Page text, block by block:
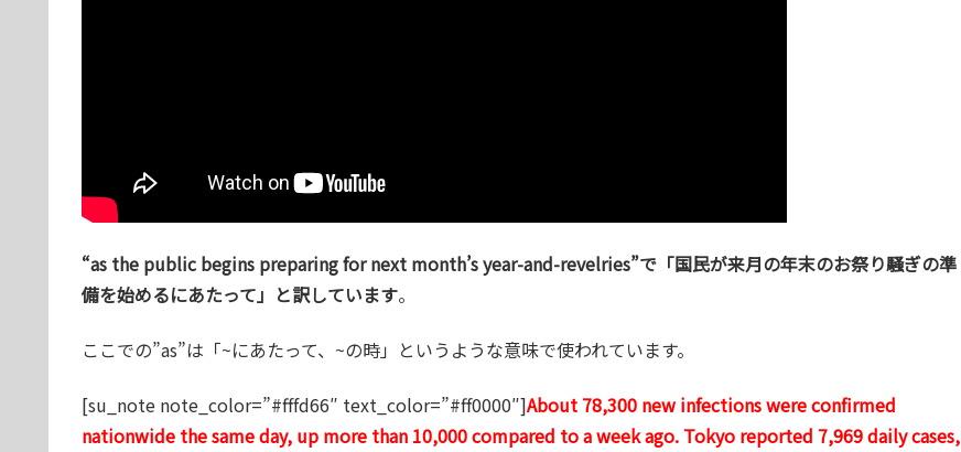
“as the public begins preparing for next month’s year-and-revelries”で「国民が来月の年末のお祭り騒ぎの準
備を始めるにあたって」と訳しています。
ここでの”as”は「~にあたって、~の時」というような意味で使われています。
[su_note note_color=”#fffd66″ text_color=”#ff0000″]About 78,300 new infections were confirmed
nationwide the same day, up more than 10,000 compared to a week ago. Tokyo reported 7,969 daily cases,